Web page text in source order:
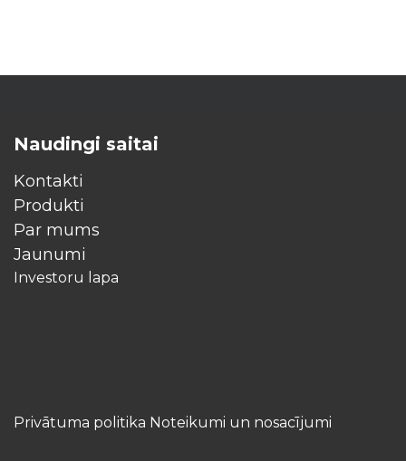
Naudingi saitai
Kontakti
Produkti
Par mums
Jaunumi
Investoru lapa
Privātuma politika Noteikumi un nosacījumi